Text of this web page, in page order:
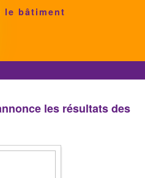
le bâtiment
les résultats des